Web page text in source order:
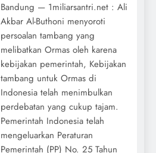
Bandung — 1miliarsantri.net : Ali
Akbar Al-Buthoni menyoroti
persoalan tambang yang
melibatkan Ormas oleh karena
kebijakan pemerintah, Kebijakan
tambang untuk Ormas di
Indonesia telah menimbulkan
perdebatan yang cukup tajam.
Pemerintah Indonesia telah
mengeluarkan Peraturan
Pemerintah (PP) No. 25 Tahun